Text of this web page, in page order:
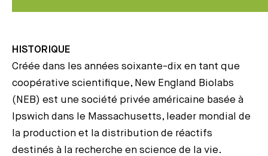
HISTORIQUE
Créée dans les années soixante-dix en tant que
coopérative scientifique, New England Biolabs
(NEB) est une société privée américaine basée à
Ipswich dans le Massachusetts, leader mondial de
la production et la distribution de réactifs
destinés à la recherche en science de la vie.